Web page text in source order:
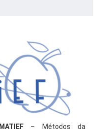
MATIEF– Métodos da